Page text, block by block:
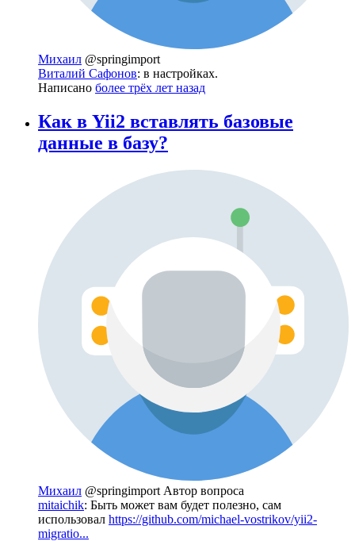
Михаил @springimport
Виталий Сафонов: в настройках.
Написано более трёх лет назад
Как в Yii2 вставлять базовые
данные в базу?
Михаил @springimport Автор вопроса
mitaichik: Быть может вам будет полезно, сам
использовал https://github.com/michael-vostrikov/yii2-
migratio...